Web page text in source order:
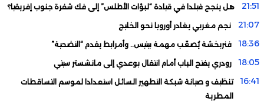
21:51 هل ينجح فيلدا في قيادة “لبؤات الأطلس” إلى فك شفرة جنوب إفريقيا؟
21:07 نجم مغربي يغادر أوروبا نحو الخليج
18:36 فنربخشة يُصعّب مهمة بيتيس.. وأمرابط يقدم “التضحية”
18:05 رودري يفتح الباب أمام انتقال بوعدي إلى مانشستر سيتي
16:41
تنظيف و صيانة شبكة التطهير السائل استعدادا لموسم التساقطات
المطرية